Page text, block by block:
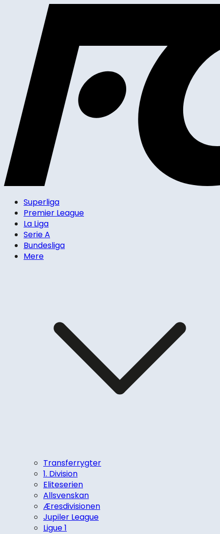
Superliga
Premier League
La Liga
Serie A
Bundesliga
Mere
Transferrygter
1. Division
Eliteserien
Allsvenskan
Æresdivisionen
Jupiler League
Ligue 1